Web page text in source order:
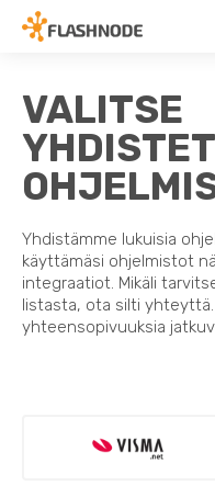
VALITSE
Yhdistämme lukuisia
käyttämäsi ohjelmistot
integraatiot. Mikäli
listasta, ota silti
yhteensopivuuksia